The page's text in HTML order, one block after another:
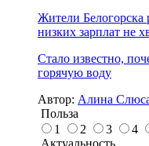
Жители Белогорска
низких зарплат не
Стало известно,
горячую воду
Автор: Алина
Польза
1
2 3 4
Актуальность